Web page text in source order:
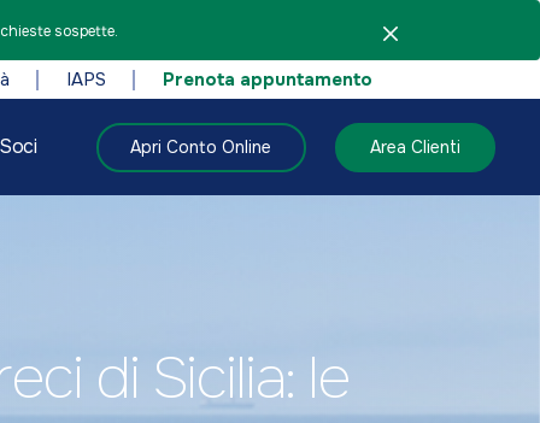
sospette.
IAPS Prenota appuntamento
Soci Apri Conto Online Area Clienti
di Sicilia: le